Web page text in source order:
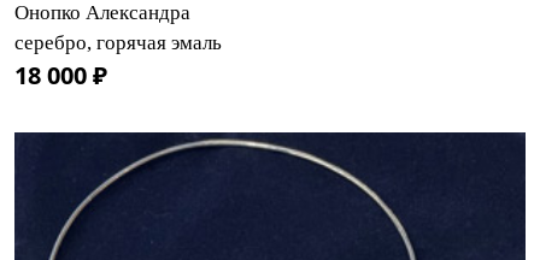
Онопко Александра
серебро, горячая эмаль
18 000 ₽